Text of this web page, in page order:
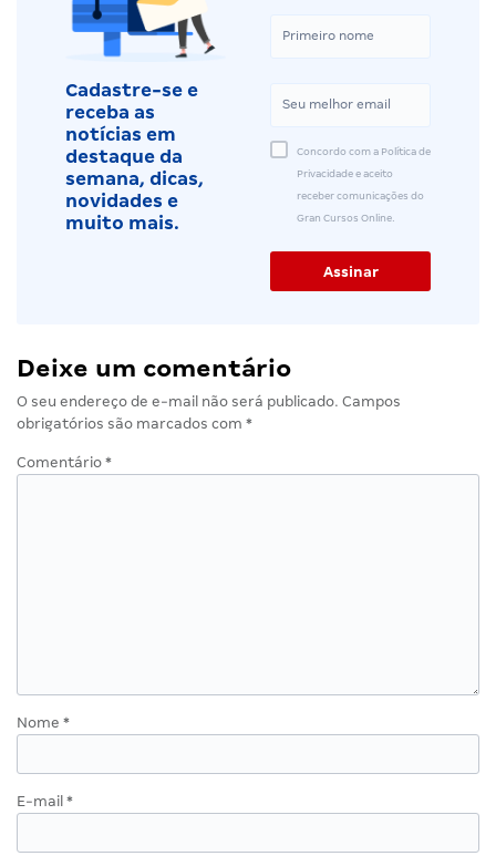
Cadastre-se e
receba as
notícias em
destaque da
semana, dicas,
novidades e
muito mais.
Concordo com a Política de
Privacidade e aceito
receber comunicações do
Gran Cursos Online.
Deixe um comentário
O seu endereço de e-mail não será publicado. Campos
obrigatórios são marcados com *
Comentário *
Nome *
E-mail *